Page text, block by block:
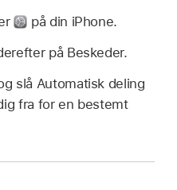
på din iPhone.
på Beskeder.
slå Automatisk deling
fra for en bestemt